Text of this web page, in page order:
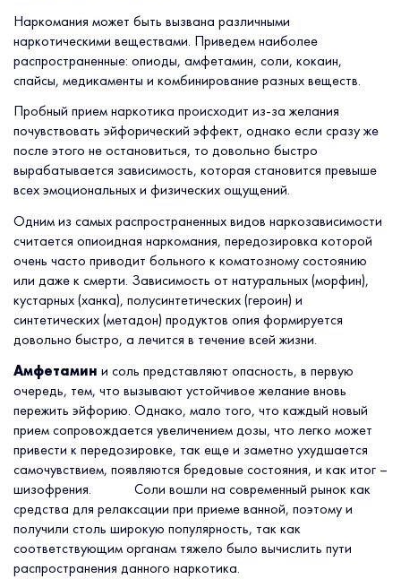
Наркомания может быть вызвана различными
наркотическими веществами. Приведем наиболее
распространенные: опиоды, амфетамин, соли, кокаин,
спайсы, медикаменты и комбинирование разных веществ.
Пробный прием наркотика происходит из-за желания
почувствовать эйфорический эффект, однако если сразу же
после этого не остановиться, то довольно быстро
вырабатывается зависимость, которая становится превыше
всех эмоциональных и физических ощущений.
Одним из самых распространенных видов наркозависимости
считается опиоидная наркомания, передозировка которой
очень часто приводит больного к коматозному состоянию
или даже к смерти. Зависимость от натуральных (морфин),
кустарных (ханка), полусинтетических (героин) и
синтетических (метадон) продуктов опия формируется
довольно быстро, а лечится в течение всей жизни.
Амфетамин и соль представляют опасность, в первую
очередь, тем, что вызывают устойчивое желание вновь
пережить эйфорию. Однако, мало того, что каждый новый
прием сопровождается увеличением дозы, что легко может
привести к передозировке, так еще и заметно ухудшается
самочувствием, появляются бредовые состояния, и как итог –
шизофрения. Соли вошли на современный рынок как
средства для релаксации при приеме ванной, поэтому и
получили столь широкую популярность, так как
соответствующим органам тяжело было вычислить пути
распространения данного наркотика.